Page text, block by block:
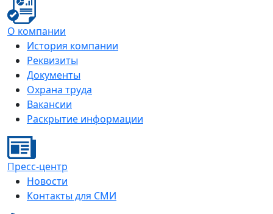
О компании
История компании
Реквизиты
Документы
Охрана труда
Вакансии
Раскрытие информации
Пресс-центр
Новости
Контакты для СМИ